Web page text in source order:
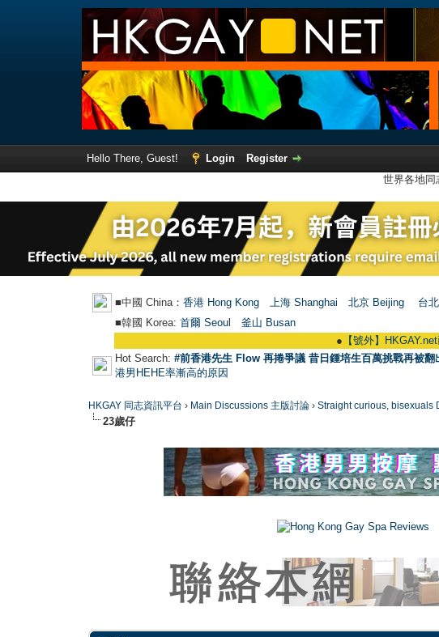
Hello There, Guest! Login
Register
世界各地
■中國 China： 香港 Hong Kong 上海 Shanghai 北京 Beijing 台
■韓國 Korea: 首爾 Seou 釜山 Busan
【號外】HKGAY.net已
Hot Search: #前香港先生 Flow 再捲爭議 昔日鍾培生百萬挑戰再被
港男HEHE率漸高的原因
HKGAY 同志資訊平台 › Main Discussions 主版討論 ›Straight curious, bisexuals
23歲仔